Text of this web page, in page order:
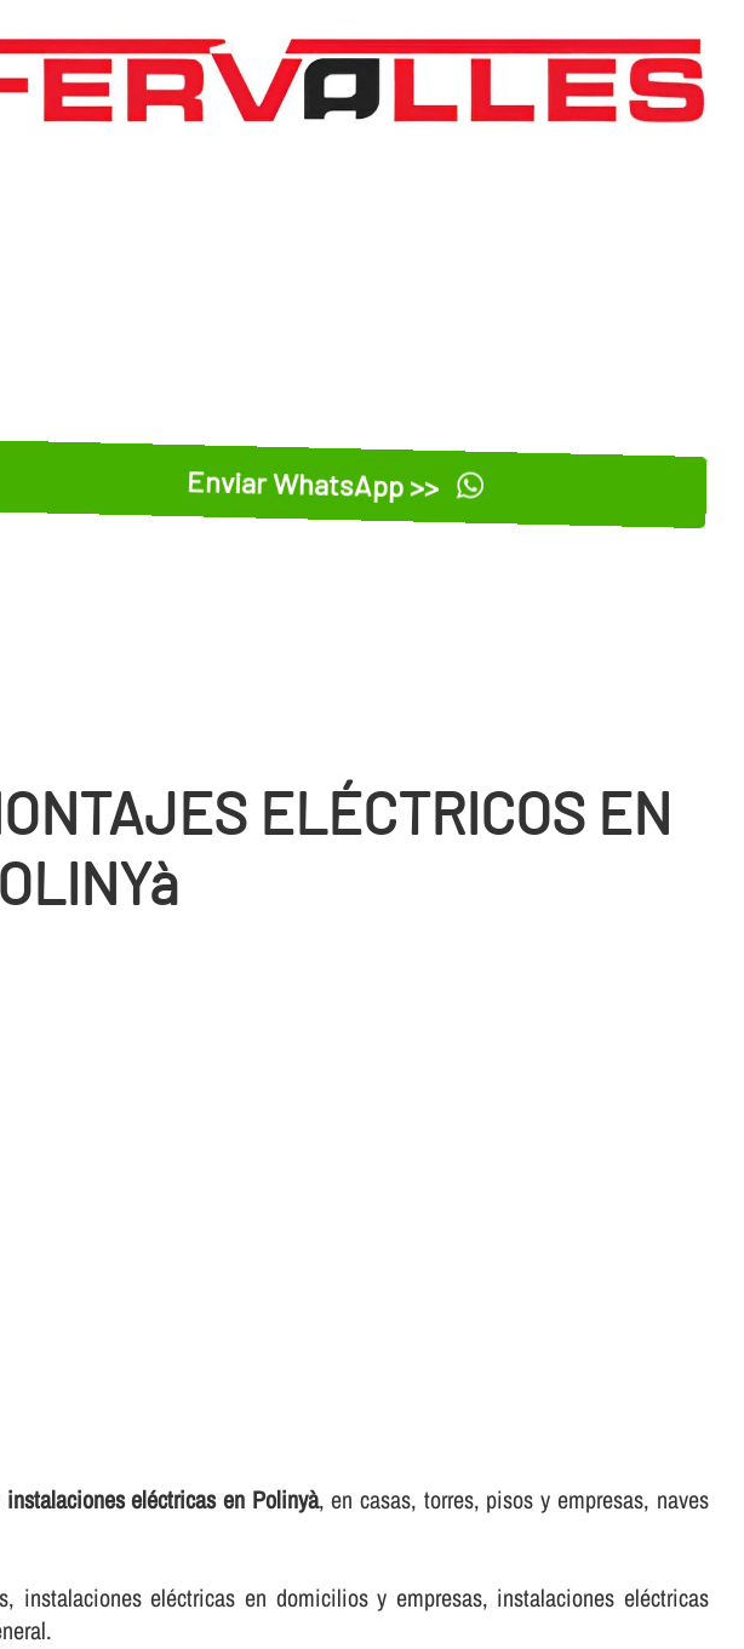
Enviar WhatsApp >>
ELÉCTRICOS EN
instalaciones eléctricas en Polinyà, en casas, torres, pisos y empresas, naves
instalaciones eléctricas en domicilios y empresas, instalaciones eléctricas